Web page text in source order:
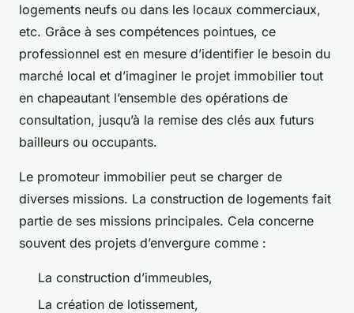
logements neufs ou dans les locaux commerciaux,
etc. Grâce à ses compétences pointues, ce
professionnel est en mesure d’identifier le besoin du
marché local et d’imaginer le projet immobilier tout
en chapeautant l’ensemble des opérations de
consultation, jusqu’à la remise des clés aux futurs
bailleurs ou occupants.
Le promoteur immobilier peut se charger de
diverses missions. La construction de logements fait
partie de ses missions principales. Cela concerne
souvent des projets d’envergure comme :
La construction d’immeubles,
La création de lotissement,